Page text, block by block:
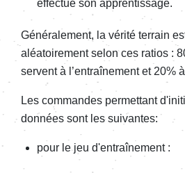
effectué son apprentissage.
Généralement, la vérité terrain
aléatoirement selon ces ratios :
servent à l’entraînement et 20%
Les commandes permettant
données sont les suivantes:
pour le jeu d'entraînement :